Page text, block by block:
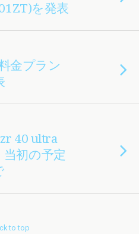
を発表
金プラン
40 ultra
初の予定
to top